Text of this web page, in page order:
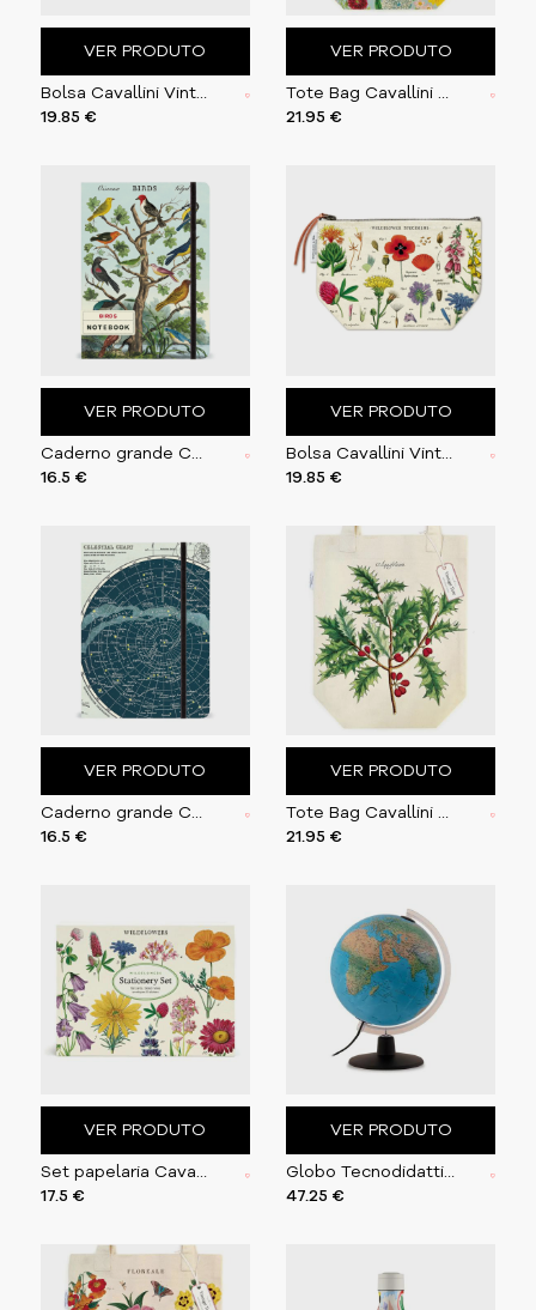
VER PRODUTO
Bolsa Cavallini Vintage 15x22cm Botanica
19.85 €
VER PRODUTO
Tote Bag Cavallini 33x40.5cm Botanica
21.95 €
VER PRODUTO
16.5 €
VER PRODUTO
Bolsa Cavallini Vintage 15x22cm Wildflowers
19.85 €
VER PRODUTO
Caderno grande Cavallini 15x20cm Celestial
16.5 €
VER PRODUTO
Tote Bag Cavallini 33x40.5cm Holly
21.95 €
VER PRODUTO
Set papelaria Cavallini Wildflowers
17.5 €
VER PRODUTO
Globo Tecnodidattica Gaia 25cm RA
47.25 €